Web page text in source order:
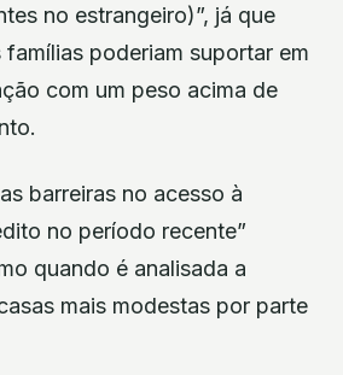
no estrangeiro)”, já que
poderiam suportar em
com um peso acima de
barreiras no acesso à
no período recente”
quando é analisada a
mais modestas por parte